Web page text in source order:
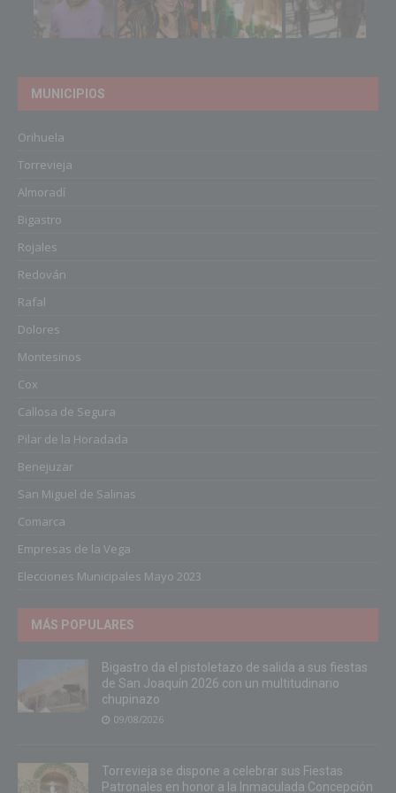
MUNICIPIOS
Orihuela
Torrevieja
Almoradí
Bigastro
Rojales
Redován
Rafal
Dolores
Montesinos
Cox
Callosa de Segura
Pilar de la Horadada
Benejuzar
San Miguel de Salinas
Comarca
Empresas de la Vega
Elecciones Municipales Mayo 2023
MÁS POPULARES
Bigastro da el pistoletazo de salida a sus fiestas
de San Joaquín 2026 con un multitudinario
chupinazo
09/08/2026
Torrevieja se dispone a celebrar sus Fiestas
Patronales en honor a la Inmaculada Concepción